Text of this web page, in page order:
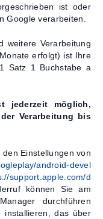
ist oder
Google verarbeiten.
weitere Verarbeitung
erfolgt) ist Ihre
Satz 1 Buchstabe a
jederzeit möglich,
Verarbeitung bis
Einstellungen von
android-devel
support.apple.com/d
können Sie am
durchführen
installieren, das über